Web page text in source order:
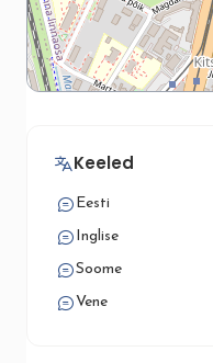
Keeled
Eesti
Inglise
Soome
Vene